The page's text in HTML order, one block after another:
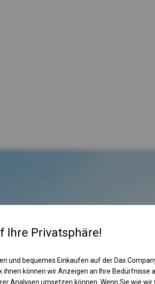
Ihre Privatsphäre!
und bequemes Einkaufen auf der Das
ihnen können wir Anzeigen an Ihre
Analysen umsetzen können. Wenn Sie wie